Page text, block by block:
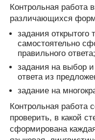
Контрольная работа
различающихся
задания открытого
самостоятельно
правильного ответа;
задания на выбор и
ответа из
задание на
Контрольная работа
проверить, в какой
сформирована